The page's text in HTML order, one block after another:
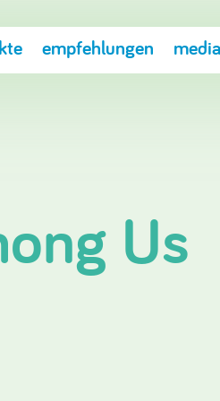
empfehlungen
Us